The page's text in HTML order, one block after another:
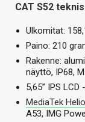
CAT S52
Ulkomitat:
Paino: 210
Rakenne:
näyttö, IP68,
5,65” IPS
MediaTek
A53, IMG